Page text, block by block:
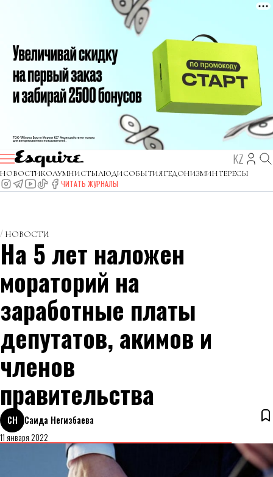
KZ
НОВОСТИКОЛУМНИСТЫЛЮДИСОБЫТИЯГЕДОНИЗМИНТЕРЕСЫ
ЧИТАТЬ ЖУРНАЛЫ
НОВОСТИ
На 5 лет наложен
мораторий на
заработные платы
депутатов, акимов и
членов
правительства
СН
Саида Негизбаева
11 января 2022